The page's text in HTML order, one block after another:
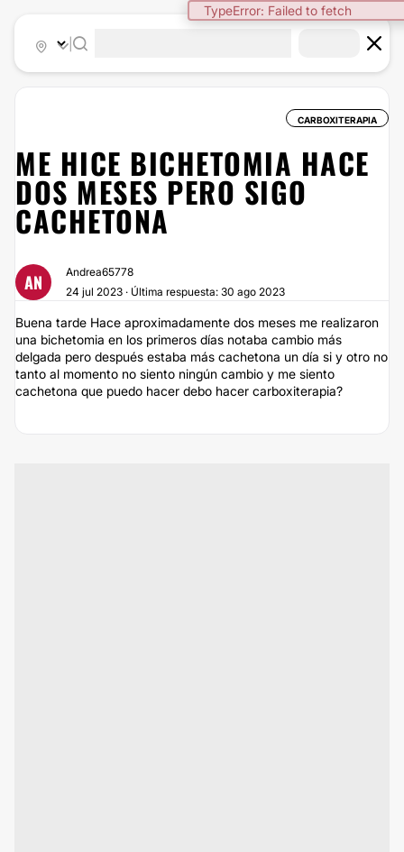
TypeError: Failed to fetch
CARBOXITERAPIA
ME HICE BICHETOMIA HACE
DOS MESES PERO SIGO
CACHETONA
AN
Andrea65778
24 jul 2023 · Última respuesta: 30 ago 2023
Buena tarde Hace aproximadamente dos meses me realizaron
una bichetomia en los primeros días notaba cambio más
delgada pero después estaba más cachetona un día si y otro no
tanto al momento no siento ningún cambio y me siento
cachetona que puedo hacer debo hacer carboxiterapia?